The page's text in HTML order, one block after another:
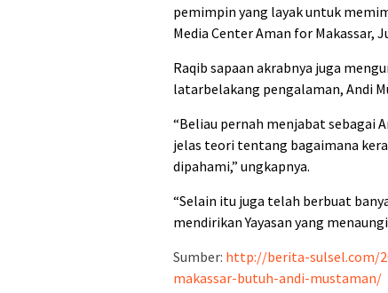
pemimpin yang layak untuk
Media Center Aman for Makassar,
Raqib sapaan akrabnya juga
latarbelakang pengalaman, Andi
“Beliau pernah menjabat sebagai
jelas teori tentang bagaimana
dipahami,” ungkapnya.
“Selain itu juga telah berbuat
mendirikan Yayasan yang
Sumber: http://berita-sulsel.com/
makassar-butuh-andi-mustaman/